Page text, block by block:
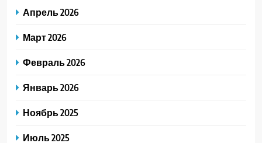
Апрель 2026
Март 2026
Февраль 2026
Январь 2026
Ноябрь 2025
Июль 2025